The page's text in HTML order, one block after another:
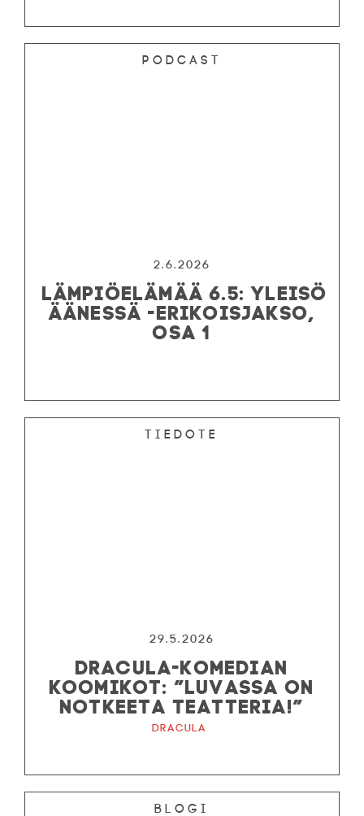
Podcast
2.6.2026
LÄMPIÖELÄMÄÄ 6.5: YLEISÖ
ÄÄNESSÄ -ERIKOISJAKSO,
OSA 1
Tiedote
29.5.2026
DRACULA-KOMEDIAN
KOOMIKOT: ”LUVASSA ON
NOTKEETA TEATTERIA!”
Dracula
Blogi